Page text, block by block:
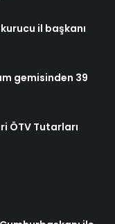
il başkanı
gemisinden 39
ÖTV Tutarları